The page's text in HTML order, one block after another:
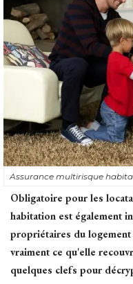
Assurance multirisque
Obligatoire pour les
habitation est également
propriétaires du logement
vraiment ce qu'elle
quelques clefs pour